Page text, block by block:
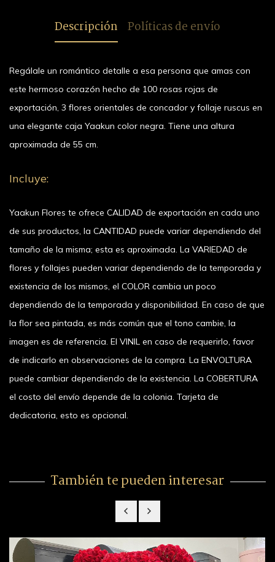
Descripción Políticas de envío
Regálale un romántico detalle a esa persona que amas con
este hermoso corazón hecho de 100 rosas rojas de
exportación, 3 flores orientales de concador y follaje ruscus en
una elegante caja Yaakun color negra. Tiene una altura
aproximada de 55 cm.
Incluye:
Yaakun Flores te ofrece CALIDAD de exportación en cada uno
de sus productos, la CANTIDAD puede variar dependiendo del
tamaño de la misma; esta es aproximada. La VARIEDAD de
flores y follajes pueden variar dependiendo de la temporada y
existencia de los mismos, el COLOR cambia un poco
dependiendo de la temporada y disponibilidad. En caso de que
la flor sea pintada, es más común que el tono cambie, la
imagen es de referencia. El VINIL en caso de requerirlo, favor
de indicarlo en observaciones de la compra. La ENVOLTURA
puede cambiar dependiendo de la existencia. La COBERTURA
el costo del envío depende de la colonia. Tarjeta de
dedicatoria, esto es opcional.
También te pueden interesar